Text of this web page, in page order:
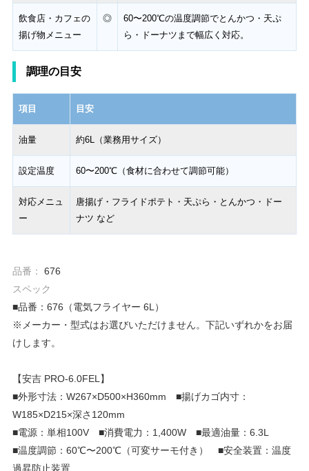
飲食店・カフェの
揚げ物メニュー
◎
60〜200℃の温度調節でとんかつ・天ぷ
ら・ドーナツまで幅広く対応。
調理の目安
項目 目安
油量 約6L（業務用サイズ）
設定温度 60〜200℃（食材に合わせて調節可能）
対応メニュ
ー
唐揚げ・フライドポテト・天ぷら・とんかつ・ドー
ナツ など
品番：
676
スペック
■品番：676（電気フライヤー 6L）
※メーカー・型式はお選びいただけません。下記いずれかをお届
けします。
【安吉 PRO-6.0FEL】
■外形寸法：W267×D500×H360mm ■揚げカゴ内寸：
W185×D215×深さ120mm
■電源：単相100V ■消費電力：1,400W ■最適油量：6.3L
■温度調節：60℃〜200℃（可変サーモ付き） ■安全装置：温度
過昇防止装置